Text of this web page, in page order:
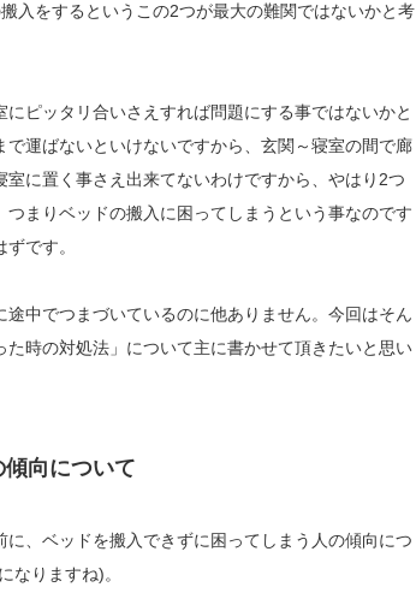
入をするというこの2つが最大の難関ではないかと考
ピッタリ合いさえすれば問題にする事ではないかと
運ばないといけないですから、玄関～寝室の間で廊
に置く事さえ出来てないわけですから、やはり2つ
まりベッドの搬入に困ってしまうという事なのです
です。
中でつまづいているのに他ありません。今回はそん
時の対処法」について主に書かせて頂きたいと思い
向について
、ベッドを搬入できずに困ってしまう人の傾向につ
なりますね)。